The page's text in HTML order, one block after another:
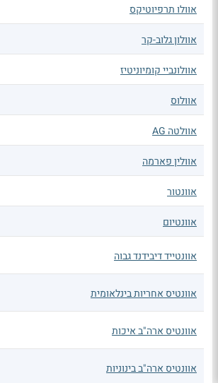
אוולו תרפיוטיקס
אוולון גלוב-קר
אוולונביי קומיוניטיז
אוולוס
אוולטה AG
אוולין פארמה
אוונטור
אוונטיום
אוונטייד דיבידנד גבוה
אוונטיס אחריות בינלאומית
אוונטיס ארה"ב איכות
אוונטיס ארה"ב בינוניות